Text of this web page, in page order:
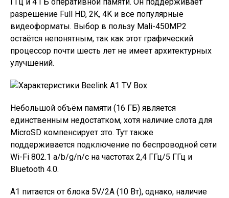
разрешение Full HD, 2K, 4K и все популярные
видеоформаты. Выбор в пользу Mali-450MP2
остаётся непонятным, так как этот графический
процессор почти шесть лет не имеет архитектурных
улучшений.
Небольшой объём памяти (16 ГБ) является
единственным недостатком, хотя наличие слота для
MicroSD компенсирует это. Тут также
поддерживается подключение по беспроводной сети
Wi-Fi 802.1 a/b/g/n/c на частотах 2,4 ГГц/5 ГГц и
Bluetooth 4.0.
A1 питается от блока 5V/2А (10 Вт), однако, наличие